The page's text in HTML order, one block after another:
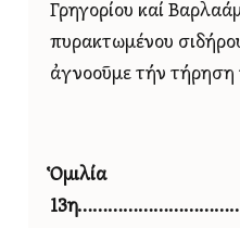
Γρηγορίου καί
πυρακτωμένου
ἀγνοοῦμε τήν
Ὁμιλία